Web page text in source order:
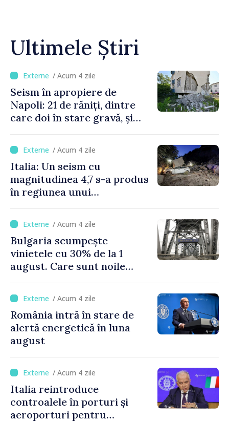
Ultimele Știri
/ Acum 4 zile
Seism în apropiere de
Napoli: 21 de răniți, dintre
care doi în stare gravă, și
/ Acum 4 zile
Italia: Un seism cu
magnitudinea 4,7 s-a produs
în regiunea unui
de Napoli
/ Acum 4 zile
Bulgaria scumpește
vinietele cu 30% de la 1
august. Care sunt noile
/ Acum 4 zile
România intră în stare de
alertă energetică în luna
august
/ Acum 4 zile
Italia reintroduce
controalele în porturi și
aeroporturi pentru